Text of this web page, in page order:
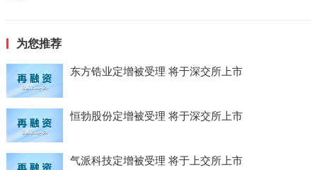
为您推荐
东方锆业定增被受理 将于深交所上市
恒勃股份定增被受理 将于深交所上市
气派科技定增被受理 将于上交所上市